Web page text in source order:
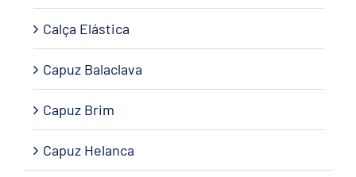
Calça Elástica
Capuz Balaclava
Capuz Brim
Capuz Helanca